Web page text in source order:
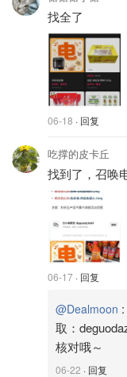
找全了
06-18 · 回复
吃撑的皮卡丘
找到了，召唤
06-17 · 回复
@Dealmoon :
取：
核对哦～
06-22 · 回复